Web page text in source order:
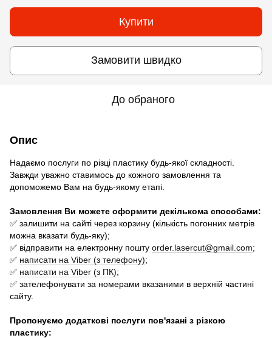
Купити
Замовити швидко
До обраного
Опис
Надаємо послуги по різці пластику будь-якої складності.
Завжди уважно ставимось до кожного замовлення та
допоможемо Вам на будь-якому етапі.
Замовлення Ви можете оформити декількома способами:
✅ залишити на сайті через корзину (кількість погонних метрів
можна вказати будь-яку);
✅ відправити на електронну пошту order.lasercut@gmail.com;
✅ написати на Viber (з телефону);
✅ написати на Viber (з ПК);
✅ зателефонувати за номерами вказаними в верхній частині
сайту.
Пропонуємо додаткові послуги пов'язані з різкою
пластику: